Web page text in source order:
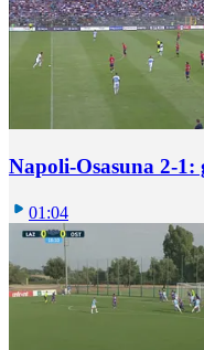
Napoli-Osasuna 2-
01:04